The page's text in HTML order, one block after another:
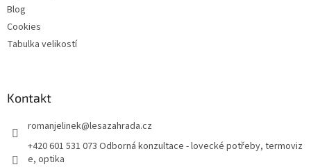
Blog
Cookies
Tabulka velikostí
Kontakt
romanjelinek@lesazahrada.cz
+420 601 531 073 Odborná konzultace - lovecké potřeby, termoviz
e, optika